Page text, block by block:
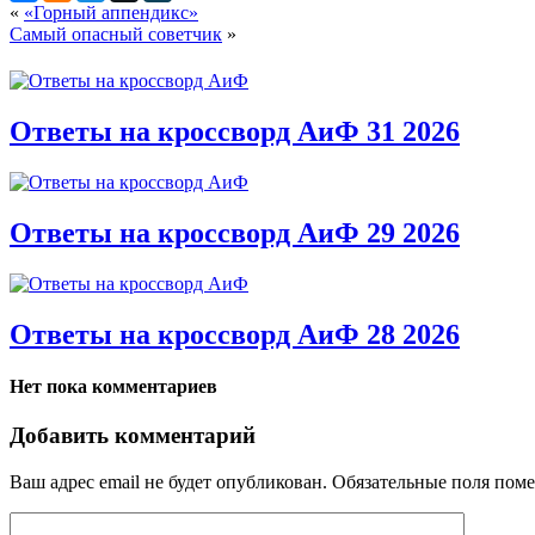
« «Горный аппендикс»
Самый опасный советчик »
Ответы на кроссворд АиФ 31 2026
Ответы на кроссворд АиФ 29 2026
Ответы на кроссворд АиФ 28 2026
Нет пока комментариев
Добавить комментарий
Ваш адрес email не будет опубликован. Обязательные поля